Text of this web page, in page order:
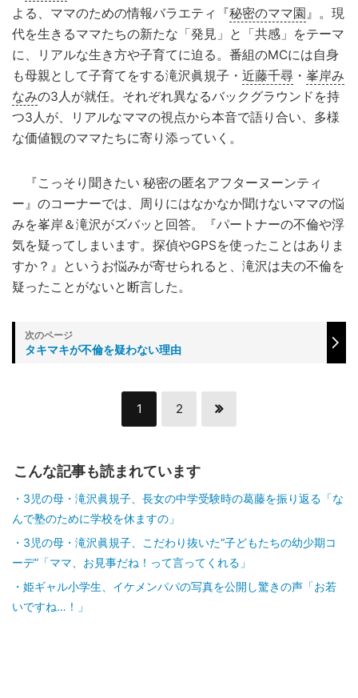
よる、ママのための情報バラエティ『秘密のママ園 』。現
代を生きるママたちの新たな「発見」と「共感」をテーマ
に、リアルな生き方や子育てに迫る。番組のMCには自身
も母親として子育てをする滝沢眞規子・ 近藤千尋 ・ 峯岸み
なみの3人が就任。それぞれ異なるバックグラウンドを持
つ3人が、リアルなママの視点から本音で語り合い、多様
な価値観のママたちに寄り添っていく。
『こっそり聞きたい 秘密の匿名アフターヌーンティ
ー』のコーナーでは、周りにはなかなか聞けないママの悩
みを峯岸＆滝沢がズバッと回答。『パートナーの不倫や浮
気を疑ってしまいます。探偵やGPSを使ったことはありま
すか？』というお悩みが寄せられると、滝沢は夫の不倫を
疑ったことがないと断言した。
タキマキが不倫を疑わない理由
1 2
こんな記事も読まれています
3児の母・滝沢眞規子、長女の中学受験時の葛藤を振り返る「な
んで塾のために学校を休ますの」
3児の母・滝沢眞規子、こだわり抜いた“子どもたちの幼少期コ
ーデ”「ママ、お見事だね！って言ってくれる」
姫ギャル小学生、イケメンパパの写真を公開し驚きの声「お若
いですね…！」